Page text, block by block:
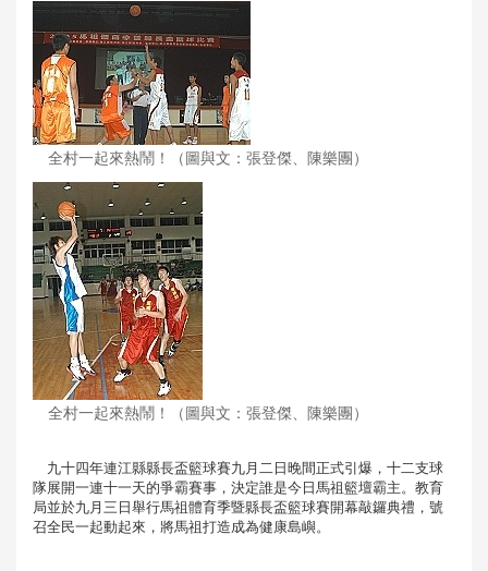
全村一起來熱鬧！（圖與文：張登傑、陳樂團）
全村一起來熱鬧！（圖與文：張登傑、陳樂團）
九十四年連江縣縣長盃籃球賽九月二日晚間正式引爆，十二支球
隊展開一連十一天的爭霸賽事，決定誰是今日馬祖籃壇霸主。教育
局並於九月三日舉行馬祖體育季暨縣長盃籃球賽開幕敲鑼典禮，號
召全民一起動起來，將馬祖打造成為健康島嶼。